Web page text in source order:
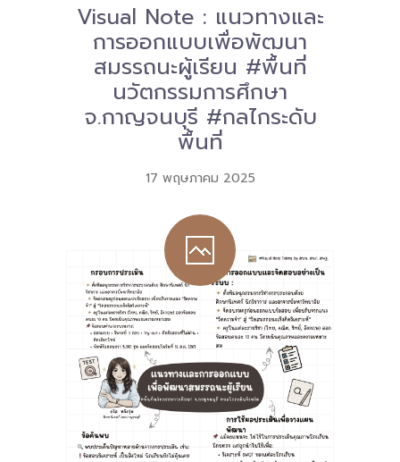
-- รู้จัก พื้นที่นวัตกรรมการศึกษา
-- คณะกรรมการนโยบายพื้นที่นวัตกรรมการศึกษา
-- คณะอนุกรรมการ 6 คณะ
Visual Note : แนวทางและ
การออกแบบเพื่อพัฒนา
สมรรถนะผู้เรียน #พื้นที่
นวัตกรรมการศึกษา
จ.กาญจนบุรี #กลไกระดับ
พื้นที่
17 พฤษภาคม 2025